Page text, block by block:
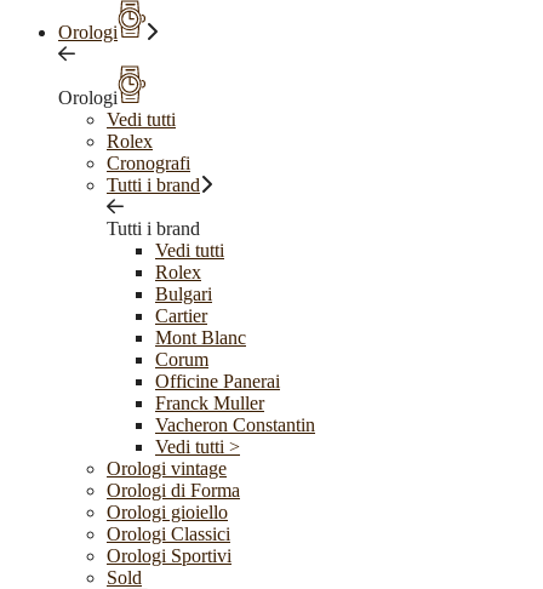
Orologi
Orologi
Vedi tutti
Rolex
Cronografi
Tutti i brand
Tutti i brand
Vedi tutti
Rolex
Bulgari
Cartier
Mont Blanc
Corum
Officine Panerai
Franck Muller
Vacheron Constantin
Vedi tutti >
Orologi vintage
Orologi di Forma
Orologi gioiello
Orologi Classici
Orologi Sportivi
Sold